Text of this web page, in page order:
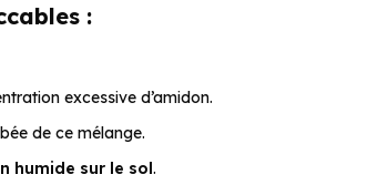
:
excessive d’amidon.
de ce mélange.
humide sur le sol.